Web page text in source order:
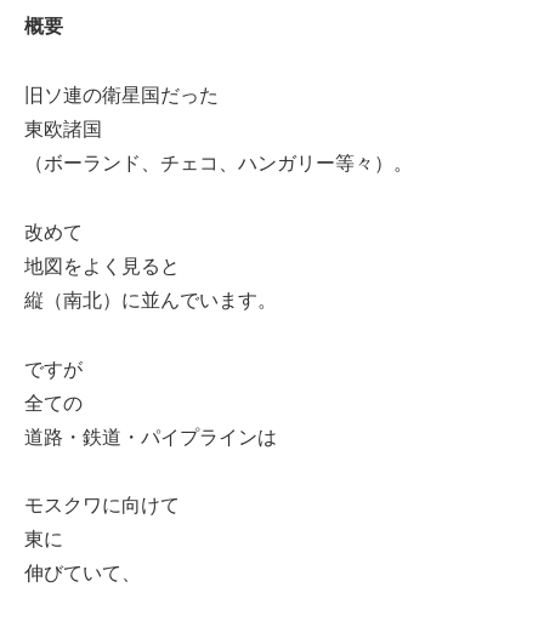
概要
旧ソ連の衛星国だった
東欧諸国
（ボーランド、チェコ、ハンガリー等々）。
改めて
地図をよく見ると
縦（南北）に並んでいます。
ですが
全ての
道路・鉄道・パイプラインは
モスクワに向けて
東に
伸びていて、